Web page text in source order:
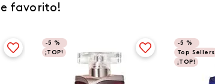
favorito!
-5 %
¡TOP!
-5 %
Top Sellers
¡TOP!